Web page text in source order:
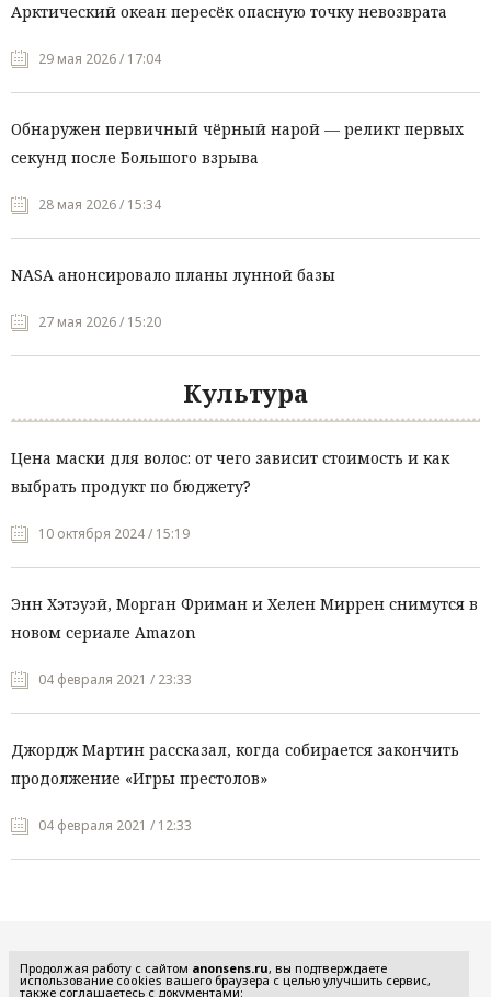
Арктический океан пересёк опасную точку невозврата
29 мая 2026 / 17:04
Обнаружен первичный чёрный нарой — реликт первых
секунд после Большого взрыва
28 мая 2026 / 15:34
NASA анонсировало планы лунной базы
27 мая 2026 / 15:20
Культура
Цена маски для волос: от чего зависит стоимость и как
выбрать продукт по бюджету?
10 октября 2024 / 15:19
Энн Хэтэуэй, Морган Фриман и Хелен Миррен снимутся в
новом сериале Amazon
04 февраля 2021 / 23:33
Джордж Мартин рассказал, когда собирается закончить
продолжение «Игры престолов»
04 февраля 2021 / 12:33
Продолжая работу с сайтом anonsens.ru, вы подтверждаете
использование cookies вашего браузера с целью улучшить сервис,
также соглашаетесь с документами: